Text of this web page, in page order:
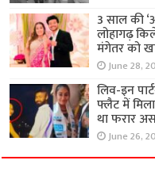
3 साल की
लोहागढ़
मंगेतर को
June 28,
लिव-इन
फ्लैट में
था फरार
June 26,